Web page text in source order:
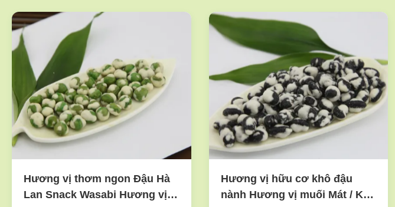
Hương vị thơm ngon Đậu Hà
Lan Snack Wasabi Hương vị
Hương vị hữu cơ khô đậu
nành Hương vị muối Mát / Khô